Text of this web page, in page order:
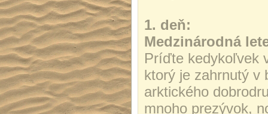
1. deň:
Medzinárodná
Príďte kedykoľvek
ktorý je zahrnutý v
arktického
mnoho prezývok,